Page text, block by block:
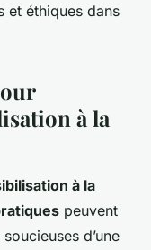
et éthiques dans
à la
à la
peuvent
d’une